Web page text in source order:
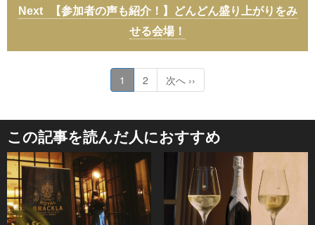
【参加者の声も紹介！】どんどん盛り上がりをみ
せる会場！
1 2 次へ ››
この記事を読んだ人におすすめ